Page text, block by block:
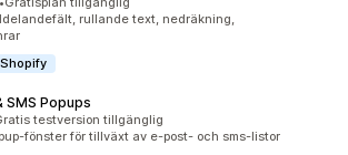
totalt
rullande text, nedräkning,
SMS Popups
totalt
testversion tillgänglig
fönster för tillväxt av e-post- och sms-listor